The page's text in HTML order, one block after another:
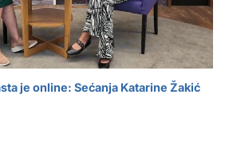
je online: Sećanja Katarine Žakić